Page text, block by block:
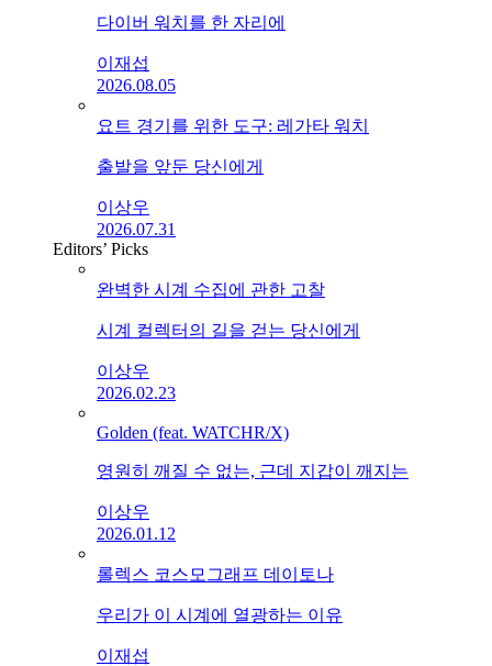
다이버 워치를 한 자리에
이재섭
2026.08.05
요트 경기를 위한 도구: 레가타 워치
출발을 앞둔 당신에게
이상우
2026.07.31
Editors’ Picks
완벽한 시계 수집에 관한 고찰
시계 컬렉터의 길을 걷는 당신에게
이상우
2026.02.23
Golden (feat. WATCHR/X)
영원히 깨질 수 없는, 근데 지갑이 깨지는
이상우
2026.01.12
롤렉스 코스모그래프 데이토나
우리가 이 시계에 열광하는 이유
이재섭